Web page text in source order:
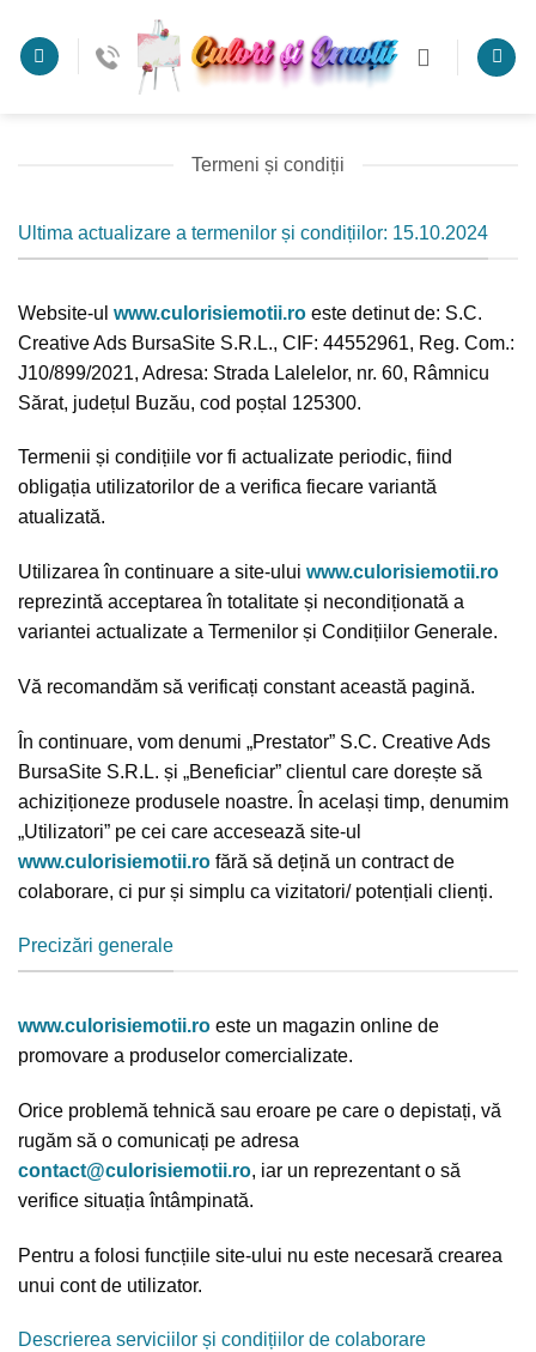
content
Termeni și condiții
Ultima actualizare a termenilor și condițiilor: 15.10.2024
Website-ul www.culorisiemotii.ro este detinut de: S.C.
Creative Ads BursaSite S.R.L., CIF: 44552961, Reg. Com.:
J10/899/2021, Adresa: Strada Lalelelor, nr. 60, Râmnicu
Sărat, județul Buzău, cod poștal 125300.
Termenii și condițiile vor fi actualizate periodic, fiind
obligația utilizatorilor de a verifica fiecare variantă
atualizată.
Utilizarea în continuare a site-ului www.culorisiemotii.ro
reprezintă acceptarea în totalitate și necondiționată a
variantei actualizate a Termenilor și Condițiilor Generale.
Vă recomandăm să verificați constant această pagină.
În continuare, vom denumi „Prestator” S.C. Creative Ads
BursaSite S.R.L. și „Beneficiar” clientul care dorește să
achiziționeze produsele noastre. În același timp, denumim
„Utilizatori” pe cei care accesează site-ul
www.culorisiemotii.ro fără să dețină un contract de
colaborare, ci pur și simplu ca vizitatori/ potențiali clienți.
Precizări generale
www.culorisiemotii.ro este un magazin online de
promovare a produselor comercializate.
Orice problemă tehnică sau eroare pe care o depistați, vă
rugăm să o comunicați pe adresa
contact@culorisiemotii.ro, iar un reprezentant o să
verifice situația întâmpinată.
Pentru a folosi funcțiile site-ului nu este necesară crearea
unui cont de utilizator.
Descrierea serviciilor și condițiilor de colaborare